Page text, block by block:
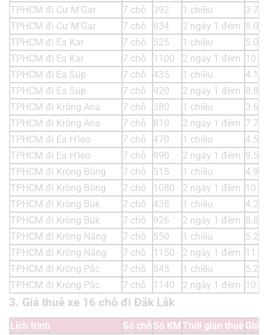
TPHCM đi Cư M’Gar
7 chỗ 392 1 chiều
TPHCM đi Cư M’Gar
7 chỗ 834 2 ngày 1 đêm
TPHCM đi Ea Kar
7 chỗ 525 1 chiều
TPHCM đi Ea Kar
7 chỗ 1100 2 ngày 1 đêm
TPHCM đi Ea Súp
7 chỗ 435 1 chiều
TPHCM đi Ea Súp
7 chỗ 920 2 ngày 1 đêm
TPHCM đi Krông Ana
7 chỗ 380 1 chiều
TPHCM đi Krông Ana
7 chỗ 810 2 ngày 1 đêm
TPHCM đi Ea H’leo
7 chỗ 470 1 chiều
TPHCM đi Ea H’leo
7 chỗ 990 2 ngày 1 đêm
TPHCM đi Krông Bông
7 chỗ 515 1 chiều
TPHCM đi Krông Bông
7 chỗ 1080 2 ngày 1 đêm
TPHCM đi Krông Búk
7 chỗ 438 1 chiều
TPHCM đi Krông Búk
7 chỗ 926 2 ngày 1 đêm
TPHCM đi Krông Năng
7 chỗ 550 1 chiều
TPHCM đi Krông Năng
7 chỗ 1150 2 ngày 1 đêm
TPHCM đi Krông Pắc
7 chỗ 545 1 chiều
TPHCM đi Krông Pắc
7 chỗ 1140 2 ngày 1 đêm
3. Giá thuê xe 16 chỗ đi Đắk Lắk
Lịch trình Số chỗ Số KM Thời gian thuê Giá